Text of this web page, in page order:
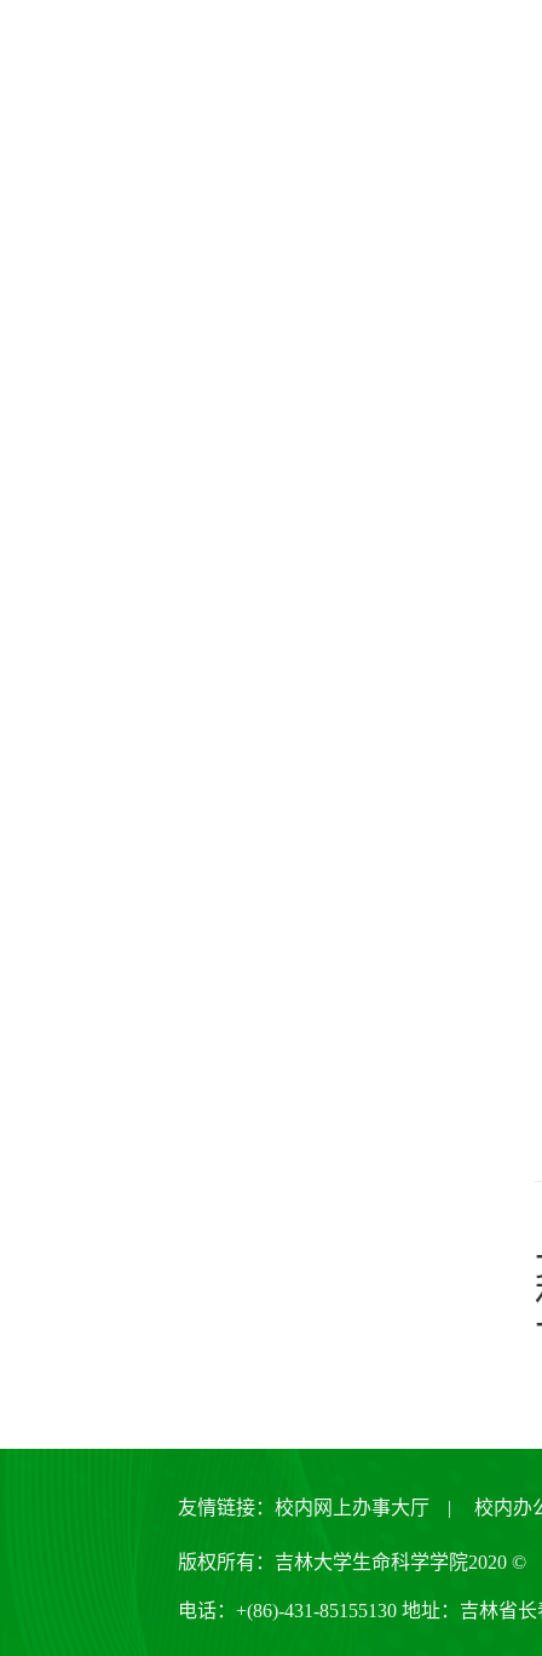
友情链接： 校内网上办事大厅 | 校内办
版权所有：吉林大学生命科学学院2020 ©
电话：+(86)-431-85155130 地址：吉林省